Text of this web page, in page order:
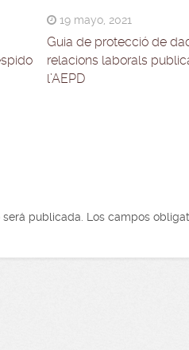
19 mayo, 2021
Guia de protecció de
relacions laborals
l’AEPD
publicada. Los campos